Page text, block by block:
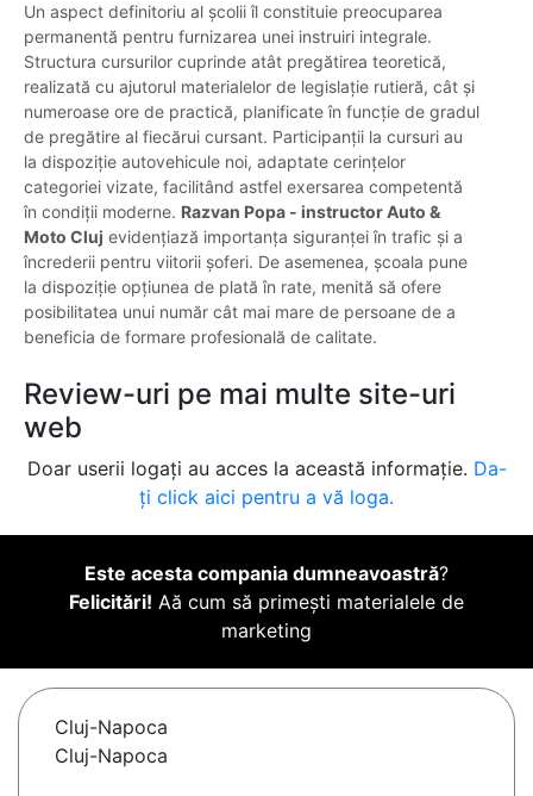
Un aspect definitoriu al școlii îl constituie preocuparea
permanentă pentru furnizarea unei instruiri integrale.
Structura cursurilor cuprinde atât pregătirea teoretică,
realizată cu ajutorul materialelor de legislație rutieră, cât și
numeroase ore de practică, planificate în funcție de gradul
de pregătire al fiecărui cursant. Participanții la cursuri au
la dispoziție autovehicule noi, adaptate cerințelor
categoriei vizate, facilitând astfel exersarea competentă
în condiții moderne. Razvan Popa - instructor Auto &
Moto Cluj evidențiază importanța siguranței în trafic și a
încrederii pentru viitorii șoferi. De asemenea, școala pune
la dispoziție opțiunea de plată în rate, menită să ofere
posibilitatea unui număr cât mai mare de persoane de a
beneficia de formare profesională de calitate.
Review-uri pe mai multe site-uri
web
Doar userii logați au acces la această informație. Da-
ți click aici pentru a vă loga.
Este acesta compania dumneavoastră?
Felicitări! Aă cum să primești materialele de
marketing
Cluj-Napoca
Cluj-Napoca